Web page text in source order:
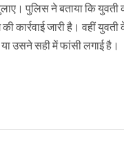
पुलिस ने बताया कि
जारी है। वहीं
उसने सही में फांसी लगाई है।